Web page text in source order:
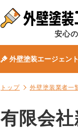
安心
外壁塗装エージェン
トップ 外壁塗装業者一
有限会社